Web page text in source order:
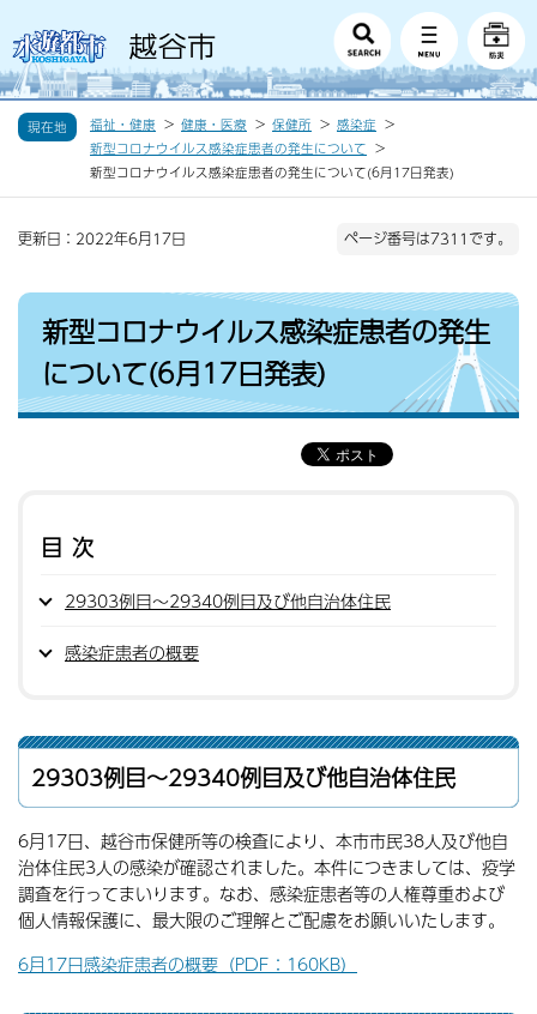
現在地 福祉・健康 健康・医療 保健所
感染症
新型コロナウイルス感染症患者の発生について
新型コロナウイルス感染症患者の発生について(6月17日発表)
更新日：2022年6月17日 ページ番号は7311です。
新型コロナウイルス感染症患者の発生
について(6月17日発表)
目次
29303例目〜29340例目及び他自治体住民
感染症患者の概要
29303例目〜29340例目及び他自治体住民
6月17日、越谷市保健所等の検査により、本市市民38人及び他自
治体住民3人の感染が確認されました。本件につきましては、疫学
調査を行ってまいります。なお、感染症患者等の人権尊重および
個人情報保護に、最大限のご理解とご配慮をお願いいたします。
6月17日感染症患者の概要（PDF：160KB）